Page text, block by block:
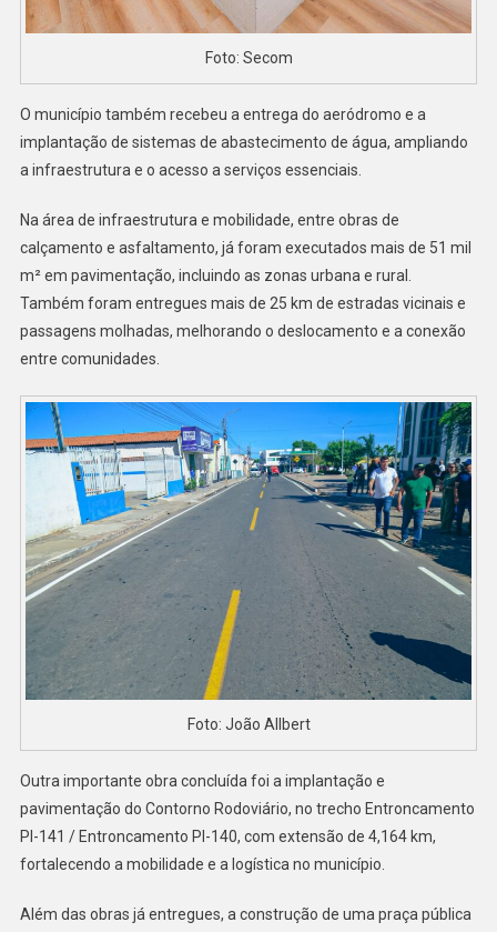
Foto: Secom
O município também recebeu a entrega do aeródromo e a
implantação de sistemas de abastecimento de água, ampliando
a infraestrutura e o acesso a serviços essenciais.
Na área de infraestrutura e mobilidade, entre obras de
calçamento e asfaltamento, já foram executados mais de 51 mil
m² em pavimentação, incluindo as zonas urbana e rural.
Também foram entregues mais de 25 km de estradas vicinais e
passagens molhadas, melhorando o deslocamento e a conexão
entre comunidades.
Foto: João Allbert
Outra importante obra concluída foi a implantação e
pavimentação do Contorno Rodoviário, no trecho Entroncamento
PI-141 / Entroncamento PI-140, com extensão de 4,164 km,
fortalecendo a mobilidade e a logística no município.
Além das obras já entregues, a construção de uma praça pública